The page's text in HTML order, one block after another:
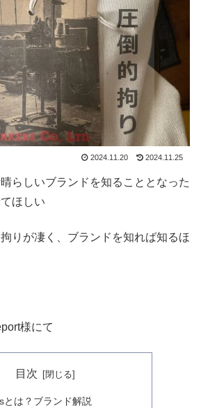
2024.11.20 2024.11.25
らしいブランドを知ることとなった
ほしい
りが凄く、ブランドを知れば知るほ
様にて
目次
とは？ブランド解説